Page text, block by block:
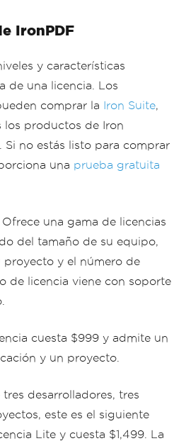
IronPDF
y características
de una licencia. Los
comprar la Iron Suite,
los productos de Iron
no estás listo para comprar
una prueba gratuita
Ofrece una gama de licencias
del tamaño de su equipo,
proyecto y el número de
de licencia viene con soporte
cuesta $999 y admite un
y un proyecto.
desarrolladores, tres
este es el siguiente
Lite y cuesta $1,499. La